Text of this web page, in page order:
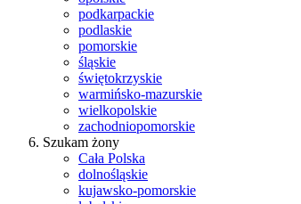
podkarpackie
podlaskie
pomorskie
śląskie
świętokrzyskie
warmińsko-mazurskie
wielkopolskie
zachodniopomorskie
Szukam żony
Cała Polska
dolnośląskie
kujawsko-pomorskie